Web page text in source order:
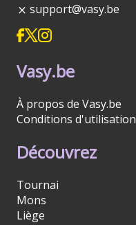
support@vasy.be
Vasy.be
À propos de Vasy.be
Conditions d'utilisation
Découvrez
Tournai
Mons
Liège